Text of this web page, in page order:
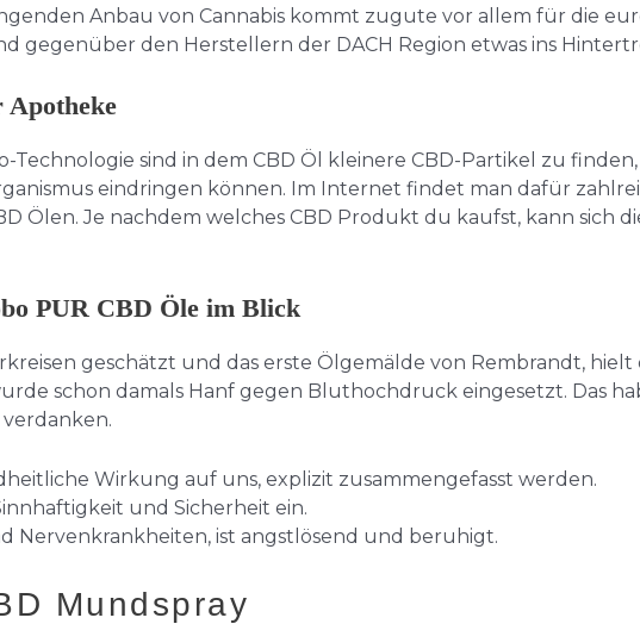
Anbau von Cannabis kommt zugute vor allem für die
gegenüber den Herstellern der DACH Region etwas ins
Apotheke
sind in dem CBD Öl kleinere CBD-Partikel zu finden,
eindringen können. Im Internet findet man dafür
Ölen. Je nachdem welches CBD Produkt du kaufst, kann sich
PUR CBD Öle im Blick
geschätzt und das erste Ölgemälde von Rembrandt, hielt
schon damals Hanf gegen Bluthochdruck eingesetzt. Das
Wirkung auf uns, explizit zusammengefasst werden.
und Sicherheit ein.
Nervenkrankheiten, ist angstlösend und beruhigt.
Mundspray